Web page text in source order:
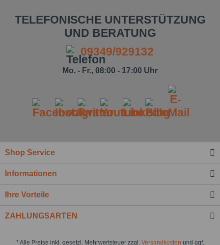
TELEFONISCHE UNTERSTÜTZUNG
UND BERATUNG
09349/929132
Mo. - Fr., 08:00 - 17:00 Uhr
Shop Service
Informationen
Ihre Vorteile
ZAHLUNGSARTEN
* Alle Preise inkl. gesetzl. Mehrwertsteuer zzgl. Versandkosten und ggf.